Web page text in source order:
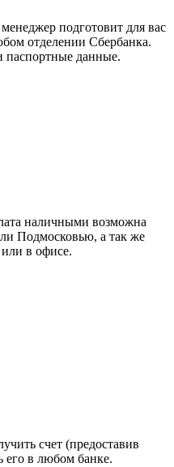
подготовит для вас
отделении Сбербанка.
паспортные данные.
наличными возможна
Подмосковью, а так же
в офисе.
счет (предоставив
его в любом банке.